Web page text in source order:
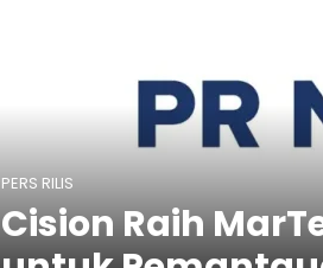
PERS RILIS
Cision Raih